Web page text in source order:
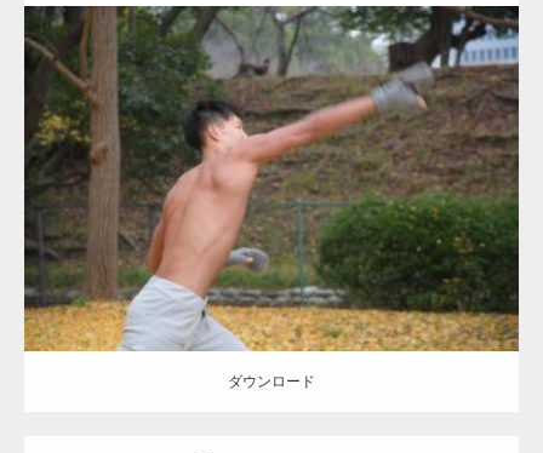
Update:2021.07.8
Category: 公園のマッチョ その他 AKIHITO(細マッチョ) 背中
ダウンロード
ダウンロード